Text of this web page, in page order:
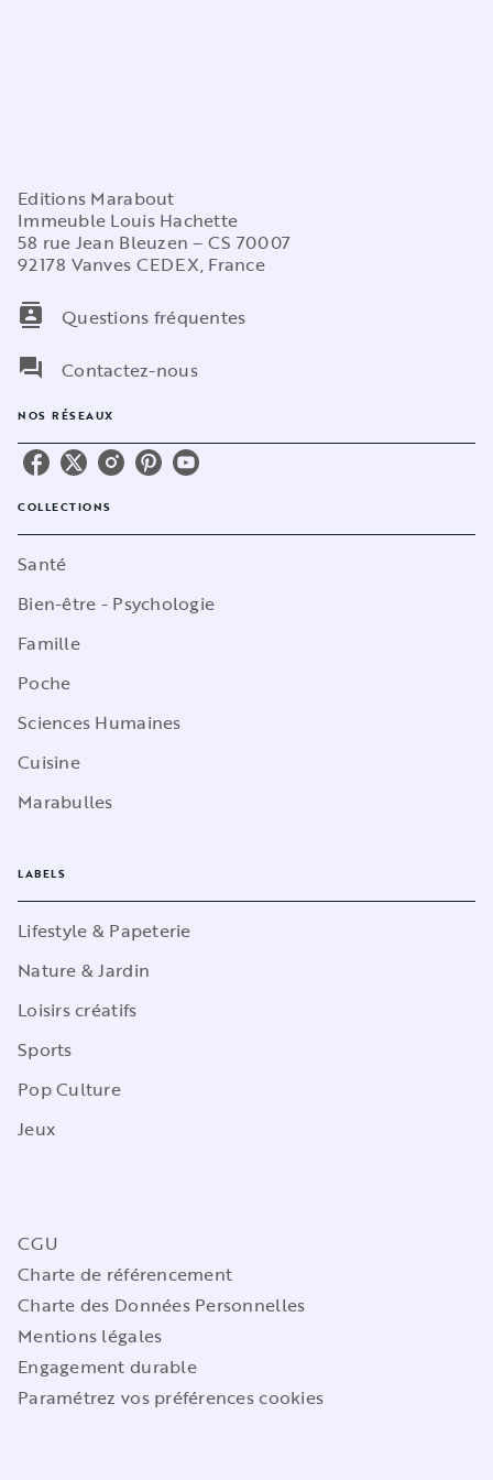
Editions Marabout
Immeuble Louis Hachette
58 rue Jean Bleuzen – CS 70007
92178 Vanves CEDEX, France
contacts
Questions fréquentes
question_answer
Contactez-nous
NOS RÉSEAUX
COLLECTIONS
Santé
Bien-être - Psychologie
Famille
Poche
Sciences Humaines
Cuisine
Marabulles
LABELS
Lifestyle & Papeterie
Nature & Jardin
Loisirs créatifs
Sports
Pop Culture
Jeux
CGU
Charte de référencement
Charte des Données Personnelles
Mentions légales
Engagement durable
Paramétrez vos préférences cookies